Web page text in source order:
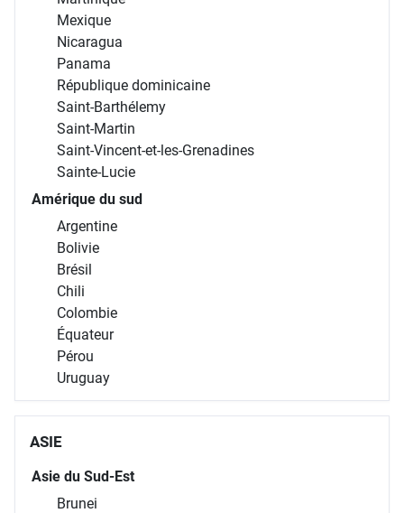
Mexique
Nicaragua
Panama
République dominicaine
Saint-Barthélemy
Saint-Martin
Saint-Vincent-et-les-Grenadines
Sainte-Lucie
Amérique du sud
Argentine
Bolivie
Brésil
Chili
Colombie
Équateur
Pérou
Uruguay
ASIE
Asie du Sud-Est
Brunei